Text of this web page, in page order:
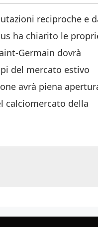
reciproche e
ha chiarito le
Germain dovrà
del mercato estivo
avrà piena
calciomercato della